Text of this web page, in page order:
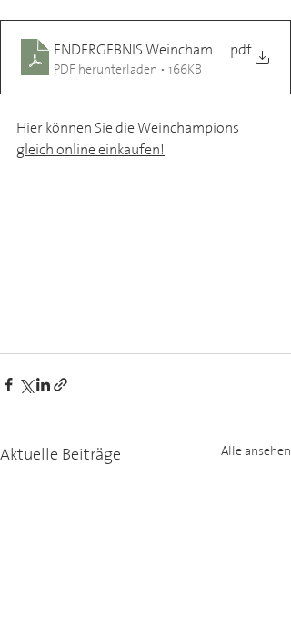
ENDERGEBNIS Weinchampions.pdf
PDF herunterladen • 166KB
Hier können Sie die Weinchampions
gleich online einkaufen!
Aktuelle Beiträge Alle ansehen